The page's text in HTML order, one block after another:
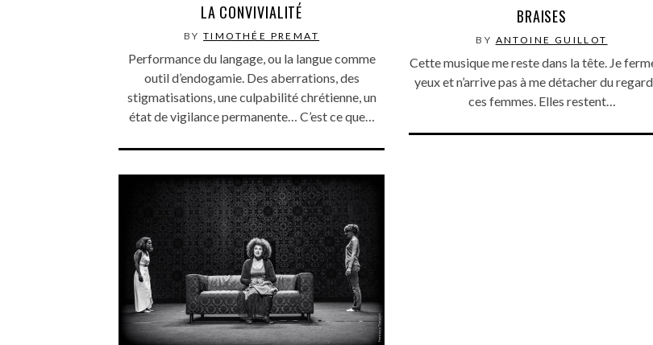
LA CONVIVIALITÉ
BYTIMOTHÉE PREMAT
Performance du langage, ou la langue comme
outil d’endogamie. Des aberrations, des
stigmatisations, une culpabilité chrétienne, un
état de vigilance permanente… C’est ce que…
BRAISES
BY ANTOINE GUILLOT
Cette musique me reste dans la tête. Je
yeux et n’arrive pas à me détacher du
ces femmes. Elles restent…